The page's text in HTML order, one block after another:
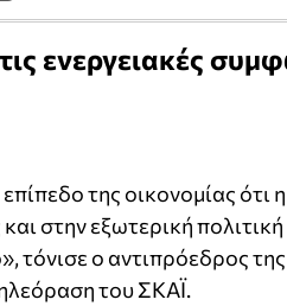
ενεργειακές
της οικονομίας ότι
στην εξωτερική πολιτική
τόνισε ο αντιπρόεδρος
του ΣΚΑΪ.